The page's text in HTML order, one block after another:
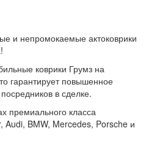
и непромокаемые актоковрики
коврики Грумз на
гарантирует повышенное
в сделке.
премиального класса
Audi, BMW, Mercedes, Porsche и